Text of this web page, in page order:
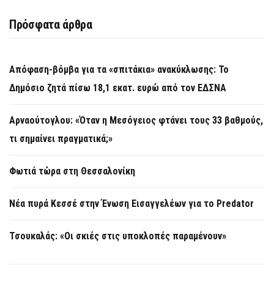
Πρόσφατα άρθρα
Απόφαση-βόμβα για τα «σπιτάκια» ανακύκλωσης: Το
Δημόσιο ζητά πίσω 18,1 εκατ. ευρώ από τον ΕΔΣΝΑ
Αρναούτογλου: «Όταν η Μεσόγειος φτάνει τους 33 βαθμούς,
τι σημαίνει πραγματικά;»
Φωτιά τώρα στη Θεσσαλονίκη
Νέα πυρά Κεσσέ στην Ένωση Εισαγγελέων για το Predator
Τσουκαλάς: «Οι σκιές στις υποκλοπές παραμένουν»